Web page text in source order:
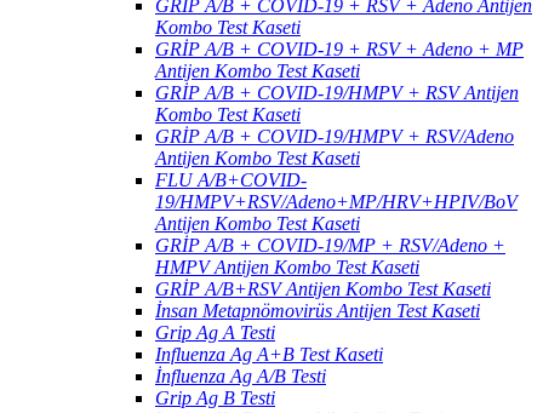
GRİP A/B + COVID-19 + RSV + Adeno Antijen
Kombo Test Kaseti
GRİP A/B + COVID-19 + RSV + Adeno + MP
Antijen Kombo Test Kaseti
GRİP A/B + COVID-19/HMPV + RSV Antijen
Kombo Test Kaseti
GRİP A/B + COVID-19/HMPV + RSV/Adeno
Antijen Kombo Test Kaseti
FLU A/B+COVID-
19/HMPV+RSV/Adeno+MP/HRV+HPIV/BoV
Antijen Kombo Test Kaseti
GRİP A/B + COVID-19/MP + RSV/Adeno +
HMPV Antijen Kombo Test Kaseti
GRİP A/B+RSV Antijen Kombo Test Kaseti
İnsan Metapnömovirüs Antijen Test Kaseti
Grip Ag A Testi
Influenza Ag A+B Test Kaseti
İnfluenza Ag A/B Testi
Grip Ag B Testi